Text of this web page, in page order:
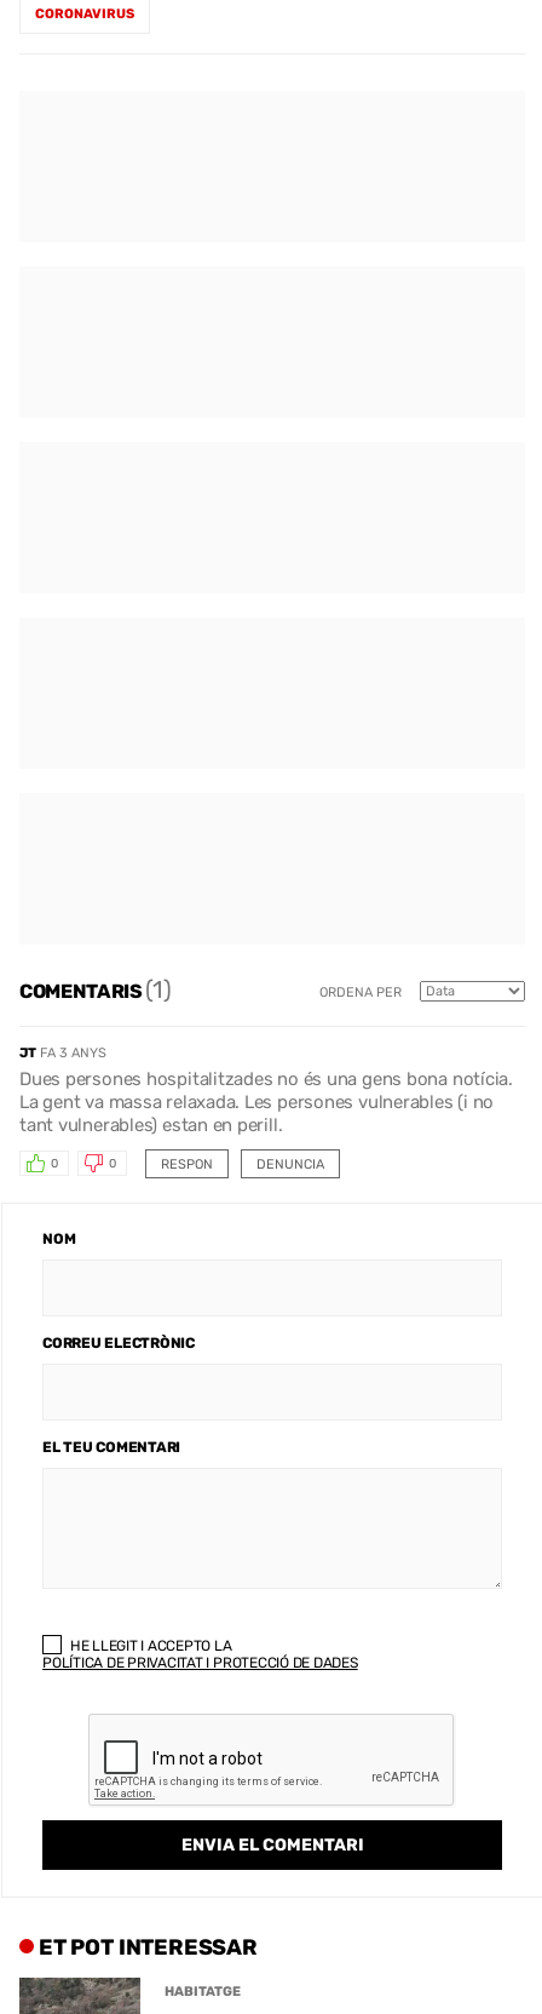
CORONAVIRUS
COMENTARIS(1) ORDENA PER
JT FA 3 ANYS
Dues persones hospitalitzades no és una gens bona notícia.
La gent va massa relaxada. Les persones vulnerables (i no
tant vulnerables) estan en perill.
RESPON
0 0 DENUNCIA
NOM
CORREU ELECTRÒNIC
EL TEU COMENTARI
HE LLEGIT I ACCEPTO LA
POLÍTICA DE PRIVACITAT I PROTECCIÓ DE DADES
ET POT INTERESSAR
HABITATGE